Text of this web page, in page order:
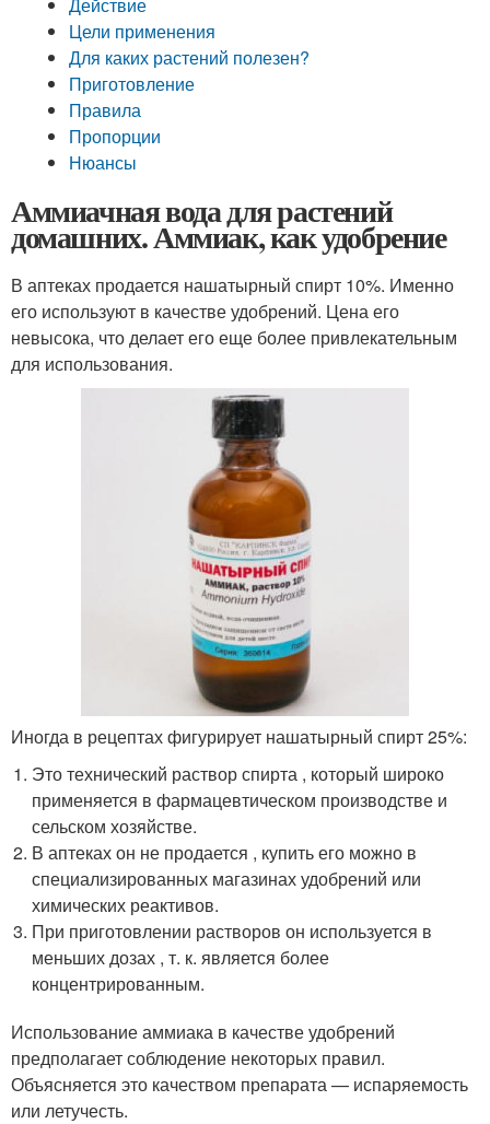
Цели применения
Для каких растений полезен?
Приготовление
Правила
Пропорции
Нюансы
Аммиачная вода для растений
домашних. Аммиак, как удобрение
В аптеках продается нашатырный спирт 10%. Именно
его используют в качестве удобрений. Цена его
невысока, что делает его еще более привлекательным
для использования.
Иногда в рецептах фигурирует нашатырный спирт 25%:
Это технический раствор спирта , который широко
применяется в фармацевтическом производстве и
сельском хозяйстве.
В аптеках он не продается , купить его можно в
специализированных магазинах удобрений или
химических реактивов.
При приготовлении растворов он используется в
меньших дозах , т. к. является более
концентрированным.
Использование аммиака в качестве удобрений
предполагает соблюдение некоторых правил.
Объясняется это качеством препарата — испаряемость
или летучесть.